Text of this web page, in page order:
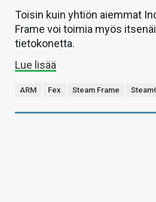
Toisin kuin yhtiön aiemmat
Frame voi toimia myös
tietokonetta.
Lue lisää
ARM Fex Steam Frame